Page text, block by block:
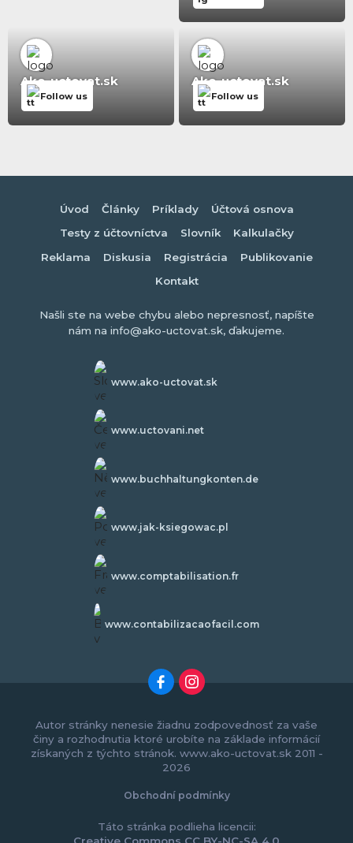
Ako-uctovat.sk
Follow us
Ako-uctovat.sk
Follow us
Úvod Články Príklady
Účtová osnova
Testy z účtovníctva
Slovník
Kalkulačky
Reklama
Diskusia Registrácia
Publikovanie
Kontakt
Našli ste na webe chybu alebo nepresnosť, napíšte
nám na info@ako-uctovat.sk, ďakujeme.
www.ako-uctovat.sk
www.uctovani.net
www.buchhaltungkonten.de
www.jak-ksiegowac.pl
www.comptabilisation.fr
www.contabilizacaofacil.com
Autor stránky nenesie žiadnu zodpovednosť za vaše
činy a rozhodnutia ktoré urobíte na základe informácií
získaných z týchto stránok. www.ako-uctovat.sk 2011 -
2026
Obchodní podmínky
Táto stránka podlieha licencii: